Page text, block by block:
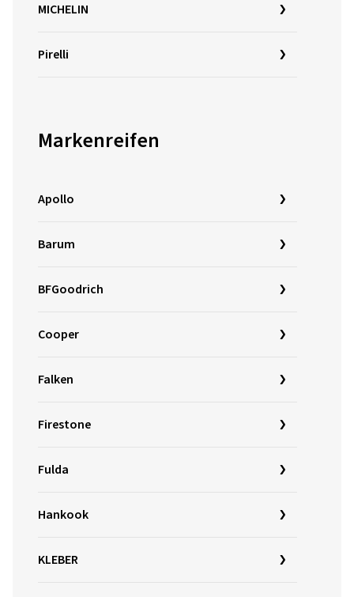
MICHELIN
Pirelli
Markenreifen
Apollo
Barum
BFGoodrich
Cooper
Falken
Firestone
Fulda
Hankook
KLEBER